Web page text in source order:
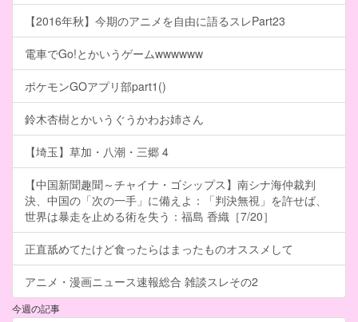
【2016年秋】今期のアニメを自由に語るスレPart23
電車でGo!とかいうゲームwwwwww
ポケモンGOアプリ部part1()
鈴木杏樹とかいうぐうかわお姉さん
【埼玉】草加・八潮・三郷 4
【中国新聞趣聞～チャイナ・ゴシップス】南シナ海仲裁判
決、中国の「次の一手」に備えよ：「判決無視」を許せば、
世界は暴走を止める術を失う：福島 香織［7/20］
正直舐めてたけど食ったらはまったものオススメして
アニメ・漫画ニュース速報総合 雑談スレその2
今週の記事